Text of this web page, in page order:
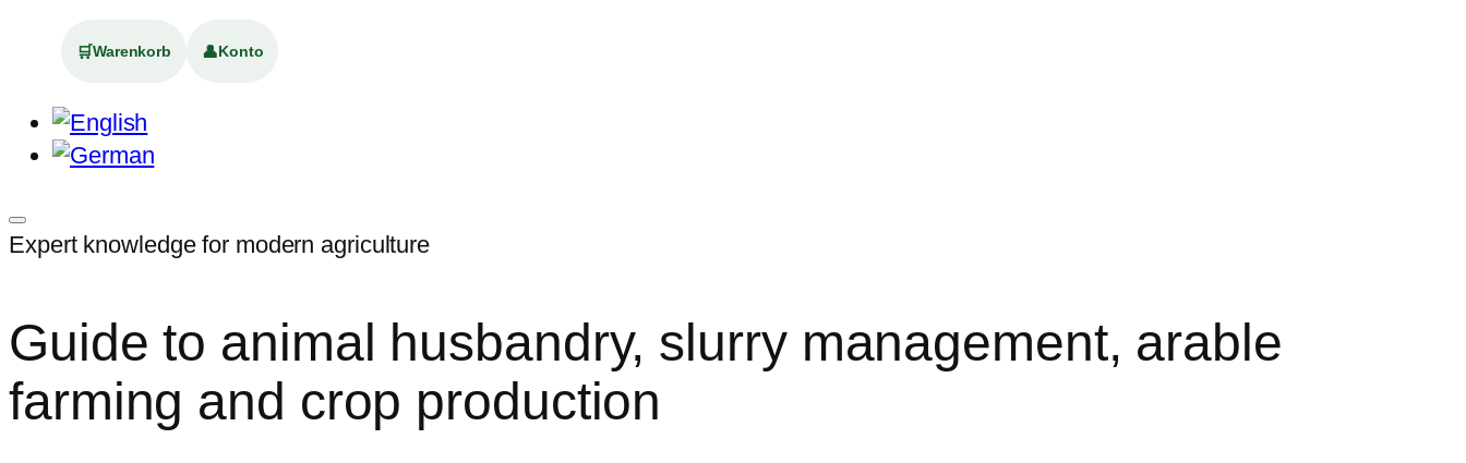
🛒Warenkorb 👤Konto
Expert knowledge for modern agriculture
Guide to animal husbandry, slurry management, arable
farming and crop production